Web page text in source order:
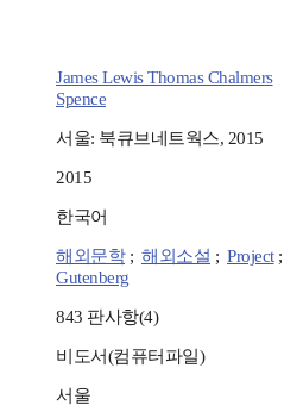
James Lewis Thomas Chalmers
Spence
서울: 북큐브네트웍스, 2015
2015
한국어
해외문학; 해외소설 ; Project;
Gutenberg
843 판사항(4)
비도서(컴퓨터파일)
서울